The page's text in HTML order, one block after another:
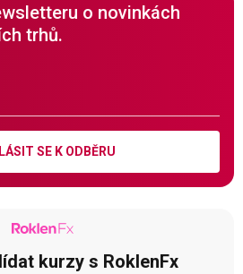
o novinkách
trhů.
SE K ODBĚRU
kurzy s RoklenFx